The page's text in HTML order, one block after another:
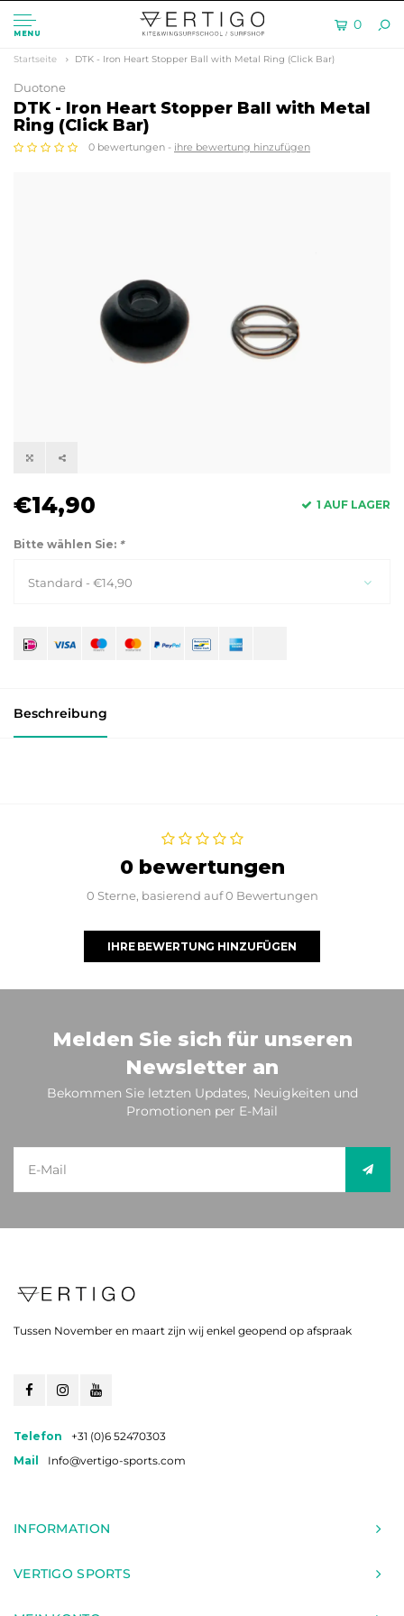
MENU
0
Startseite DTK - Iron Heart Stopper Ball with Metal Ring (Click Bar)
Duotone
DTK - Iron Heart Stopper Ball with Metal
Ring (Click Bar)
0 bewertungen - ihre bewertung hinzufügen
€14,90 1 AUF LAGER
Bitte wählen Sie: *
Standard - €14,90
Beschreibung
0 bewertungen
0 Sterne, basierend auf 0 Bewertungen
IHRE BEWERTUNG HINZUFÜGEN
Melden Sie sich für unseren
Newsletter an
Bekommen Sie letzten Updates, Neuigkeiten und
Promotionen per E-Mail
Tussen November en maart zijn wij enkel geopend op afspraak
Telefon
+31 (0)6 52470303
Mail
Info@vertigo-sports.com
INFORMATION
VERTIGO SPORTS